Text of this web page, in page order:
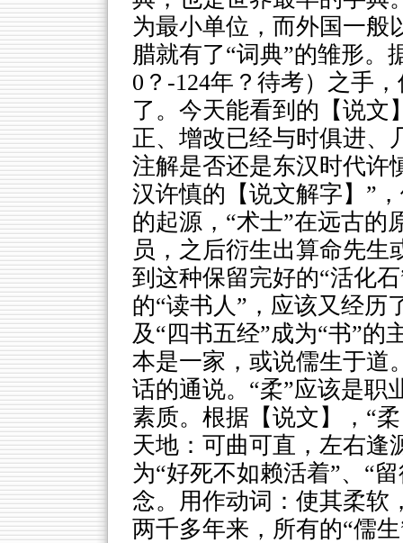
为最小单位，而外国一般
腊就有了“词典”的雏形。
0？-124年？待考）之手
了。今天能看到的【说文
正、增改已经与时俱进、
注解是否还是东汉时代许
汉许慎的【说文解字】”
的起源，“术士”在远古的
员，之后衍生出算命先生
到这种保留完好的“活化
的“读书人”，应该又经历
及“四书五经”成为“书”的
本是一家，或说儒生于道
话的通说。“柔”应该是职
素质。根据【说文】，“
天地：可曲可直，左右逢
为“好死不如赖活着”、“
念。用作动词：使其柔
两千多年来，所有的“儒